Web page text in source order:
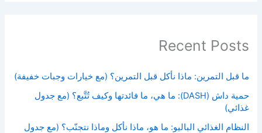
Recent Posts
ما قبل التمرين: ماذا نأكل قبل التمرين؟ (مع خيارات وجبات خفيفة)
حمية داش (DASH): ما هي، ما فائدتها وكيف تُتَّبع؟ (مع جدول
غذائي)
النظام الغذائي الباليو: ما هو، ماذا نأكل وماذا نتجنّب؟ (مع جدول